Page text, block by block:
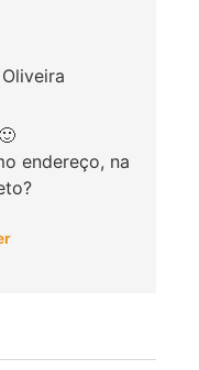
endereço, na